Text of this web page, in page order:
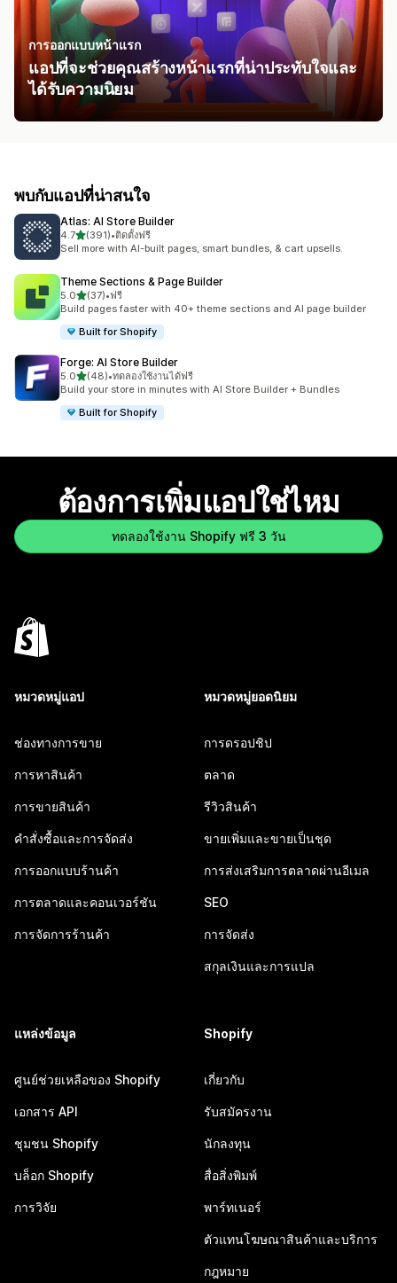
การออกแบบหน้าแรก
แอปที่จะช่วยคุณสร้างหน้าแรกที่น่าประทับใจและ
ได้รับความนิยม
พบกับแอปที่น่าสนใจ
Atlas: AI Store Builder
4.7เต็ม 5 ดาว
(391)
ทั้งหมด 391 รีวิว
•ติดตั้งฟรี
Sell more with AI-built pages, smart bundles, & cart upsells.
Theme Sections & Page Builder
5.0เต็ม 5 ดาว
(37)
ทั้งหมด 37 รีวิว
•ฟรี
Build pages faster with 40+ theme sections and AI page builder
Built for Shopify
Forge: AI Store Builder
5.0เต็ม 5 ดาว
(48)
ทั้งหมด 48 รีวิว
•ทดลองใช้งานได้ฟรี
Build your store in minutes with AI Store Builder + Bundles
Built for Shopify
ต้องการเพิ่มแอปใช่ไหม
ทดลองใช้งาน Shopify ฟรี 3 วัน
หมวดหมู่แอป
ช่องทางการขาย
การหาสินค้า
การขายสินค้า
คำสั่งซื้อและการจัดส่ง
การออกแบบร้านค้า
การตลาดและคอนเวอร์ชัน
การจัดการร้านค้า
หมวดหมู่ยอดนิยม
การดรอปชิป
ตลาด
รีวิวสินค้า
ขายเพิ่มและขายเป็นชุด
การส่งเสริมการตลาดผ่านอีเมล
SEO
การจัดส่ง
สกุลเงินและการแปล
แหล่งข้อมูล
ศูนย์ช่วยเหลือของ Shopify
เอกสาร API
ชุมชน Shopify
บล็อก Shopify
การวิจัย
Shopify
เกี่ยวกับ
รับสมัครงาน
นักลงทุน
สื่อสิ่งพิมพ์
พาร์ทเนอร์
ตัวแทนโฆษณาสินค้าและบริการ
กฎหมาย